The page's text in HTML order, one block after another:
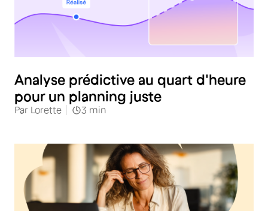
Analyse prédictive au quart d'heure
pour un planning juste
Par Lorette 3 min